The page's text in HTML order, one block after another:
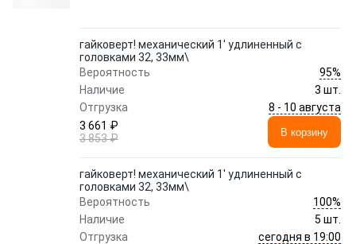
гайковерт! механический 1' удлиненный с
головками 32, 33мм\
Вероятность
95%
Наличие
3 шт.
Отгрузка
8 - 10 августа
3 661 ₽
3 853 ₽
В корзину
гайковерт! механический 1' удлиненный с
головками 32, 33мм\
Вероятность
100%
Наличие
5 шт.
Отгрузка
сегодня в 19:00